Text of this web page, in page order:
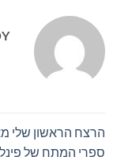
הרצח הראשון שלי
ספרי המתח של